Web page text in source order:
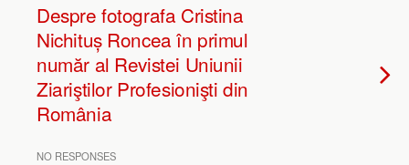
Despre fotografa Cristina
Nichituș Roncea în primul
număr al Revistei Uniunii
Ziariştilor Profesionişti din
România
NO RESPONSES